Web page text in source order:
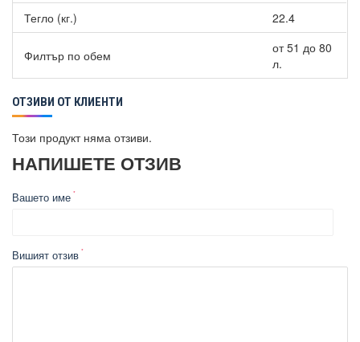
Тегло (кг.) 22.4
Филтър по обем
от 51 до 80
л.
ОТЗИВИ ОТ КЛИЕНТИ
Този продукт няма отзиви.
НАПИШЕТЕ ОТЗИВ
Вашето име
Вишият отзив